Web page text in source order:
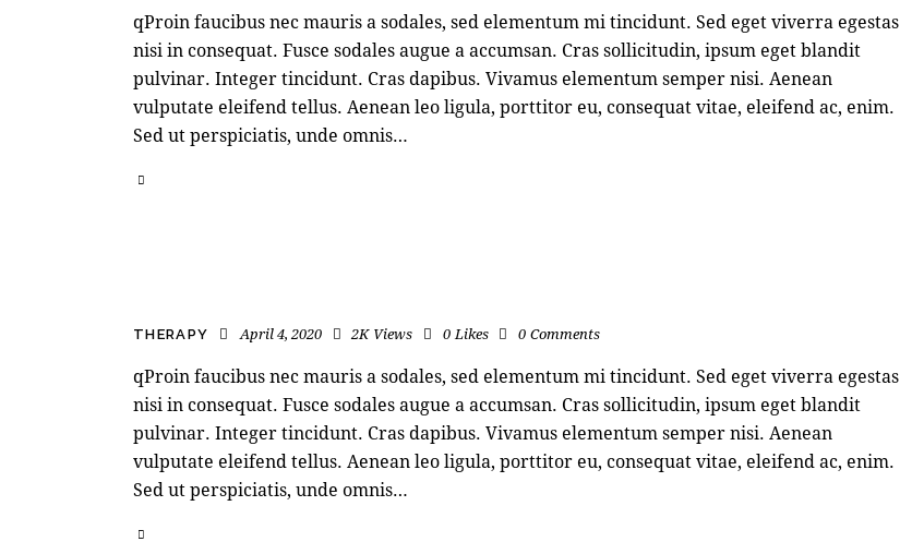
qProin faucibus nec mauris a sodales, sed elementum mi tincidunt. Sed eget viverra egestas
nisi in consequat. Fusce sodales augue a accumsan. Cras sollicitudin, ipsum eget blandit
pulvinar. Integer tincidunt. Cras dapibus. Vivamus elementum semper nisi. Aenean
vulputate eleifend tellus. Aenean leo ligula, porttitor eu, consequat vitae, eleifend ac, enim.
Sed ut perspiciatis, unde omnis…
THERAPY April 4, 2020 2K Views 0 Likes 0 Comments
qProin faucibus nec mauris a sodales, sed elementum mi tincidunt. Sed eget viverra egestas
nisi in consequat. Fusce sodales augue a accumsan. Cras sollicitudin, ipsum eget blandit
pulvinar. Integer tincidunt. Cras dapibus. Vivamus elementum semper nisi. Aenean
vulputate eleifend tellus. Aenean leo ligula, porttitor eu, consequat vitae, eleifend ac, enim.
Sed ut perspiciatis, unde omnis…